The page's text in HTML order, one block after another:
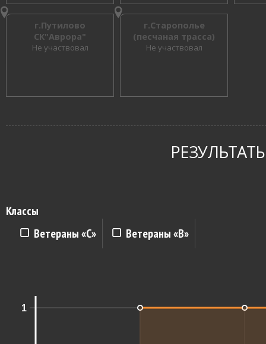
г.Путилово
СК"Аврора"
Не участвовал
г.Старополье
(песчаная трасса)
Не участвовал
Классы
Ветераны «С»
Ветераны «B»
1